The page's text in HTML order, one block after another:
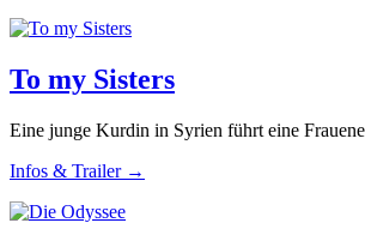
To my Sisters
Eine junge Kurdin in Syrien führt eine
Infos & Trailer →